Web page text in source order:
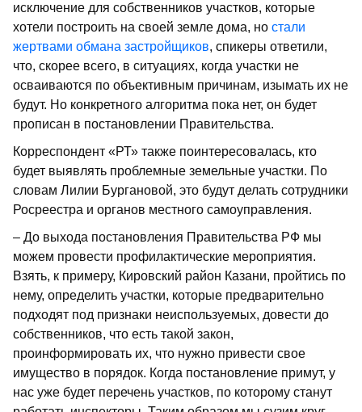
исключение для собственников участков, которые
хотели построить на своей земле дома, но стали
жертвами обмана застройщиков, спикеры ответили,
что, скорее всего, в ситуациях, когда участки не
осваиваются по объективным причинам, изымать их не
будут. Но конкретного алгоритма пока нет, он будет
прописан в постановлении Правительства.
Корреспондент «РТ» также поинтересовалась, кто
будет выявлять проблемные земельные участки. По
словам Лилии Бургановой, это будут делать сотрудники
Росреестра и органов местного самоуправления.
– До выхода постановления Правительства РФ мы
можем провести профилактические мероприятия.
Взять, к примеру, Кировский район Казани, пройтись по
нему, определить участки, которые предварительно
подходят под признаки неиспользуемых, довести до
собственников, что есть такой закон,
проинформировать их, что нужно привести свое
имущество в порядок. Когда постановление примут, у
нас уже будет перечень участков, по которому станут